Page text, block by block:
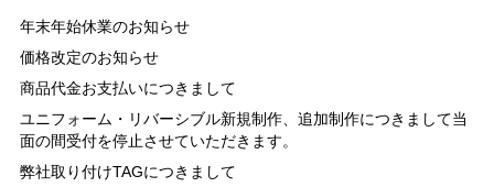
年末年始休業のお知らせ
価格改定のお知らせ
商品代金お支払いにつきまして
ユニフォーム・リバーシブル新規制作、追加制作につきまして当
面の間受付を停止させていただきます。
弊社取り付けTAGにつきまして